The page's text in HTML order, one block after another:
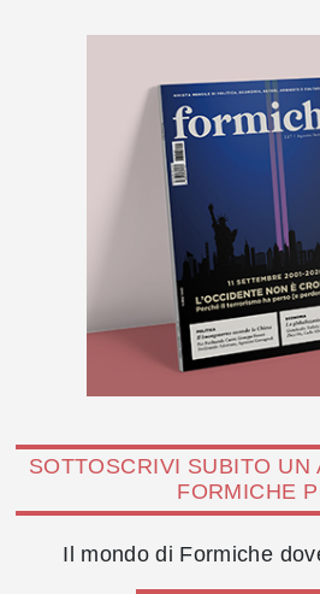
SOTTOSCRIVI SUBITO UN
FORMICHE
Il mondo di Formiche